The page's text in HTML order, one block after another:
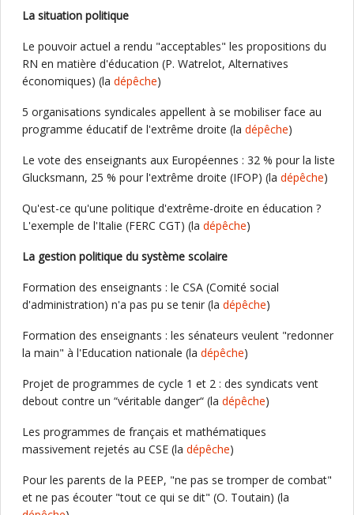
La situation politique
Le pouvoir actuel a rendu "acceptables" les propositions du
RN en matière d'éducation (P. Watrelot, Alternatives
économiques) (la dépêche)
5 organisations syndicales appellent à se mobiliser face au
programme éducatif de l'extrême droite (la dépêche)
Le vote des enseignants aux Européennes : 32 % pour la liste
Glucksmann, 25 % pour l'extrême droite (IFOP) (la dépêche)
Qu'est-ce qu'une politique d'extrême-droite en éducation ?
L'exemple de l'Italie (FERC CGT) (la dépêche)
La gestion politique du système scolaire
Formation des enseignants : le CSA (Comité social
d'administration) n'a pas pu se tenir (la dépêche)
Formation des enseignants : les sénateurs veulent "redonner
la main" à l'Education nationale (la dépêche)
Projet de programmes de cycle 1 et 2 : des syndicats vent
debout contre un “véritable danger“ (la dépêche)
Les programmes de français et mathématiques
massivement rejetés au CSE (la dépêche)
Pour les parents de la PEEP, "ne pas se tromper de combat"
et ne pas écouter "tout ce qui se dit" (O. Toutain) (la